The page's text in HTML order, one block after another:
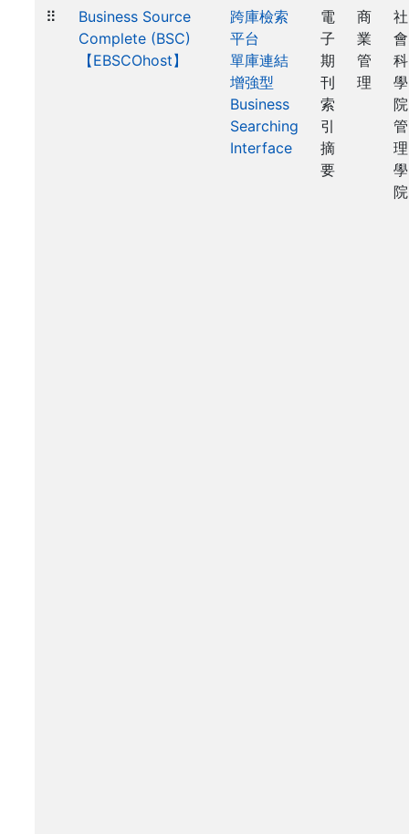
⠿
Business Source
Complete (BSC)
【EBSCOhost】
跨庫檢索
平台
單庫連結
增強型
Business
Searching
Interface
電
子
期
刊
索
引
摘
要
商
業
管
理
社
會
科
學
院
管
理
學
院